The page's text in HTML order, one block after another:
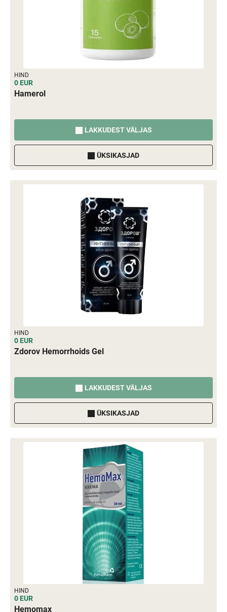
HIND
0 EUR
Hamerol
LAKKUDEST VÄLJAS
ÜKSIKASJAD
HIND
0 EUR
Zdorov Hemorrhoids Gel
LAKKUDEST VÄLJAS
ÜKSIKASJAD
HIND
0 EUR
Hemomax